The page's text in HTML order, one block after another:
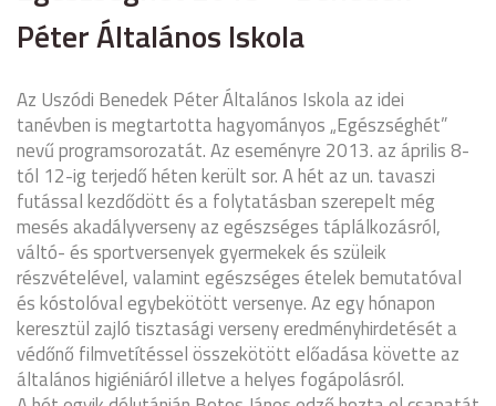
Péter Általános Iskola
Az Uszódi Benedek Péter Általános Iskola az idei
tanévben is megtartotta hagyományos „Egészséghét”
nevű programsorozatát. Az eseményre 2013. az április 8-
tól 12-ig terjedő héten került sor. A hét az un. tavaszi
futással kezdődött és a folytatásban szerepelt még
mesés akadályverseny az egészséges táplálkozásról,
váltó- és sportversenyek gyermekek és szüleik
részvételével, valamint egészséges ételek bemutatóval
és kóstolóval egybekötött versenye. Az egy hónapon
keresztül zajló tisztasági verseny eredményhirdetését a
védőnő filmvetítéssel összekötött előadása követte az
általános higiéniáról illetve a helyes fogápolásról.